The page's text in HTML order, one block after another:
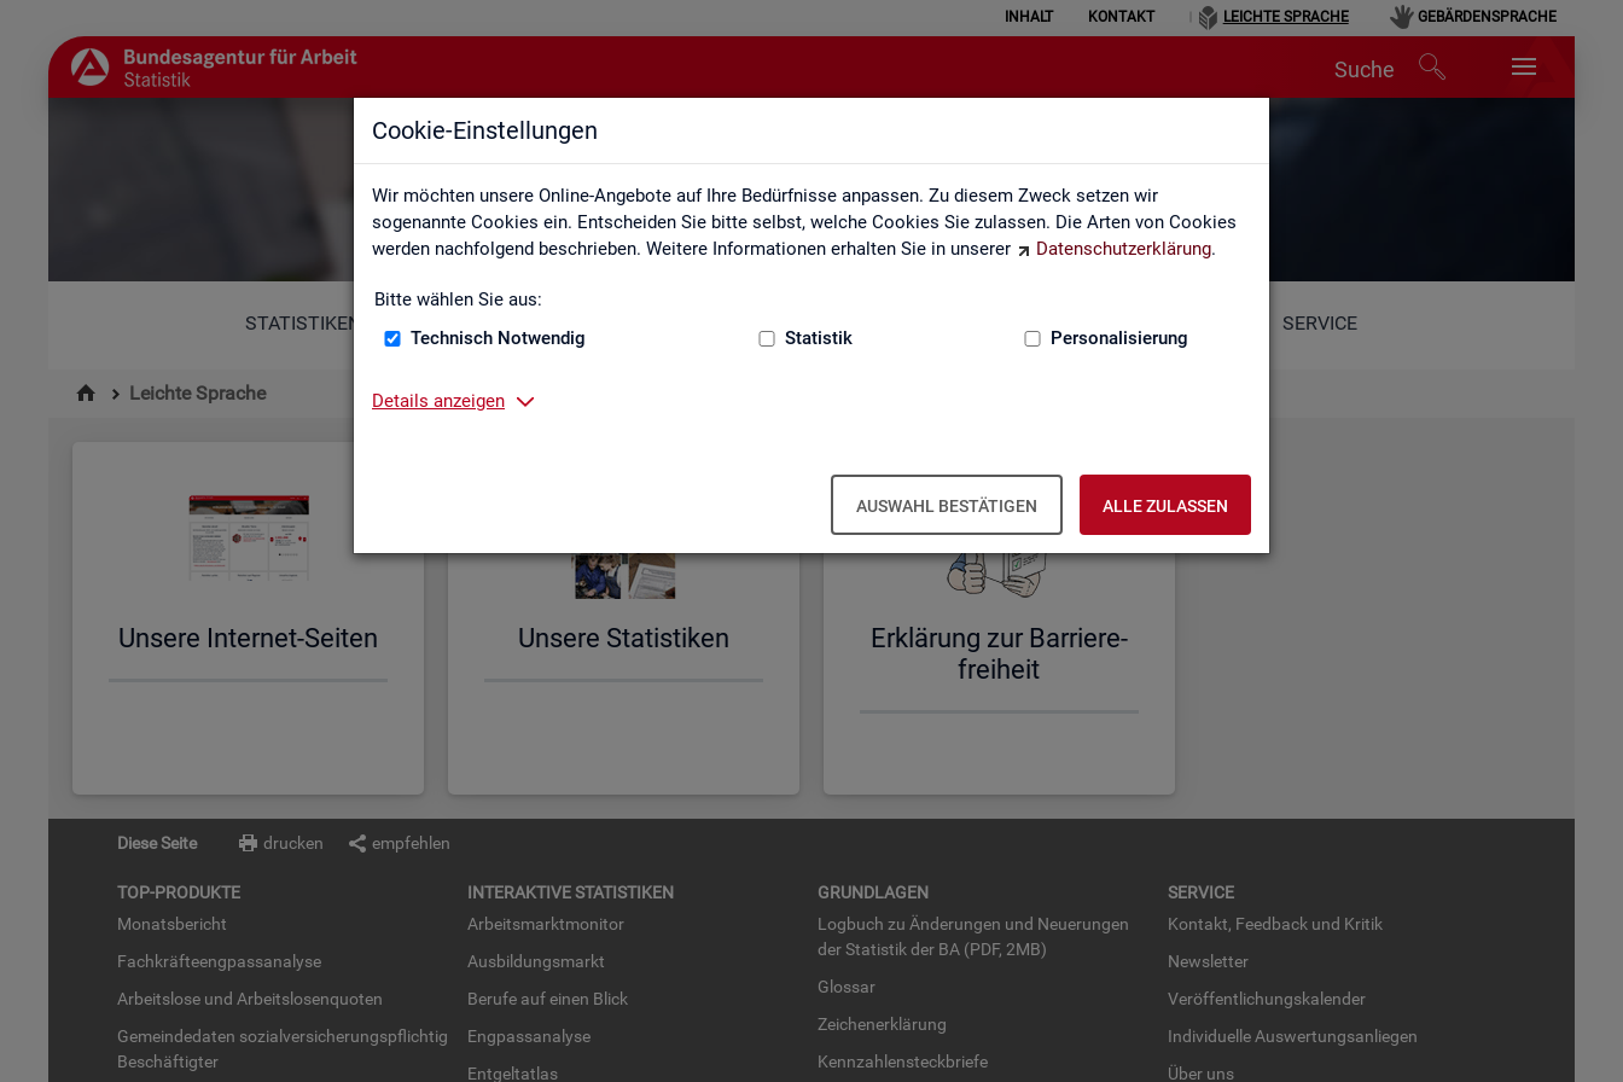
Cookie-Einstellungen
Wir möchten unsere Online-Angebote auf Ihre Bedürfnisse anpassen. Zu diesem Zweck setzen wir
sogenannte Cookies ein. Entscheiden Sie bitte selbst, welche Cookies Sie zulassen. Die Arten von Cookies
werden nachfolgend beschrieben. Weitere Informationen erhalten Sie in unserer
Datenschutzerklärung.
Bitte wählen Sie aus:
Technisch Notwendig
Statistik Personalisierung
Details anzeigen
AUSWAHL BESTÄTIGEN ALLE ZULASSEN
INHALT KONTAKT LEICHTE SPRACHE GEBÄRDENSPRACHE
Suche
Leichte Sprache
STATISTIKEN SERVICE
Leichte Sprache
Un­se­re In­ter­net-Sei­ten Un­se­re Sta­tis­ti­ken
Er­klä­rung zur Bar­rie­re­
frei­heit
Diese Seite drucken empfehlen
TOP-PRO­DUK­TE
Mo­nats­be­richt
Fach­kräf­te­eng­pass­ana­ly­se
Ar­beits­lo­se und Ar­beits­lo­sen­quo­ten
Ge­mein­de­da­ten so­zi­al­ver­si­che­rungs­pflich­tig
Be­schäf­tig­ter
IN­TER­AK­TI­VE STA­TIS­TI­KEN
Ar­beits­markt­mo­ni­tor
Aus­bil­dungs­markt
Be­ru­fe auf einen Blick
Eng­pass­ana­ly­se
Ent­gel­t­at­las
GRUND­LA­GEN
Log­buch zu Än­de­run­gen und Neue­run­gen
der Sta­tis­tik der BA (PDF, 2MB)
Glos­sar
Zei­chen­er­klä­rung
Kenn­zah­len­steck­brie­fe
SER­VICE
Kon­takt, Feed­back und Kri­tik
News­let­ter
Ver­öf­fent­li­chungs­ka­len­der
In­di­vi­du­el­le Aus­wer­tungs­an­lie­gen
Über uns